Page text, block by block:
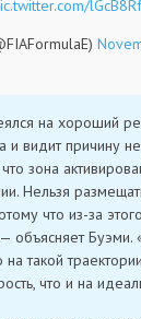
на хороший
и видит причину
зона
Нельзя
что из-за
— объясняет
такой
что и на